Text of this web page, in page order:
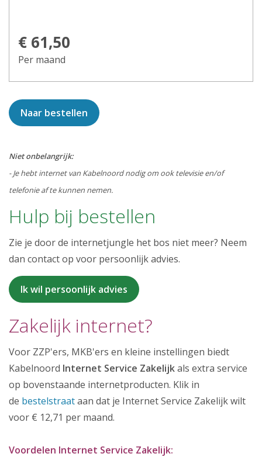
€ 61,50
Per maand
Naar bestellen
Niet onbelangrijk:
- Je hebt internet van Kabelnoord nodig om ook televisie en/of
telefonie af te kunnen nemen.
Hulp bij bestellen
Zie je door de internetjungle het bos niet meer? Neem
dan contact op voor persoonlijk advies.
Ik wil persoonlijk advies
Zakelijk internet?
Voor ZZP'ers, MKB'ers en kleine instellingen biedt
Kabelnoord Internet Service Zakelijkals extra service
op bovenstaande internetproducten. Klik in
de bestelstraataan dat je Internet Service Zakelijk wilt
voor € 12,71 per maand.
Voordelen Internet Service Zakelijk: